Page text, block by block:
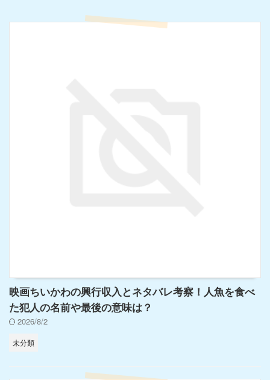
映画ちいかわの興行収入とネタバレ考察！人魚を食べ
た犯人の名前や最後の意味は？
2026/8/2
未分類